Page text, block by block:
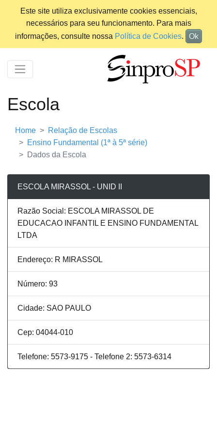
Este site utiliza exclusivamente cookies essenciais,
necessários para seu funcionamento. Para mais
informações, consulte nossa Política de Cookies. Ok
Escola
Home
Relação de Escolas
Ensino Fundamental (1ª à 5ª série)
Dados da Escola
ESCOLA MIRASSOL - UNID II
Razão Social: ESCOLA MIRASSOL DE
EDUCACAO INFANTIL E ENSINO FUNDAMENTAL
LTDA
Endereço: R MIRASSOL
Número: 93
Cidade: SAO PAULO
Cep: 04044-010
Telefone: 5573-9175 - Telefone 2: 5573-6314